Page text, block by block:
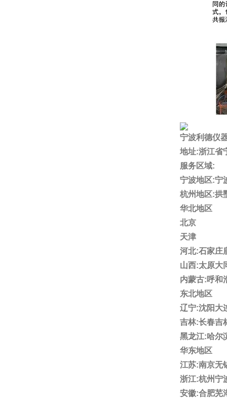
宁波利德仪
地址:浙江省
服务区域:
宁波地区:宁
杭州地区:拱
华北地区
北京
天津
河北:石家庄
山西:太原大
内蒙古:呼和
东北地区
辽宁:沈阳大
吉林:长春吉
黑龙江:哈尔
华东地区
江苏:南京无
浙江:杭州宁
安徽:合肥芜